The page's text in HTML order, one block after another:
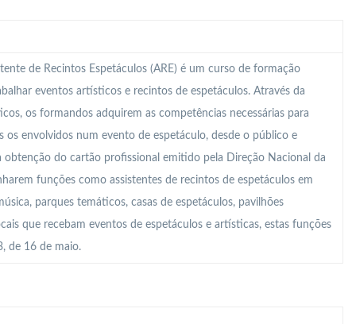
de Recintos Espetáculos (ARE) é um curso de formação
eventos artísticos e recintos de espetáculos. Através da
os formandos adquirem as competências necessárias para
os envolvidos num evento de espetáculo, desde o público e
obtenção do cartão profissional emitido pela Direção Nacional da
funções como assistentes de recintos de espetáculos em
parques temáticos, casas de espetáculos, pavilhões
que recebam eventos de espetáculos e artísticas, estas funções
de 16 de maio.